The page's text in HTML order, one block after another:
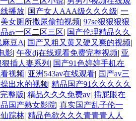
播放| 国产女人AAA级久久久级| 一
美女厕所撒尿偷拍视频| 97se狠狠狠狠
av一区二区三区| 国产伦理精品久久
麻豆A| 国产又粗又黄又硬又爽的视频|
影| 午夜dj在线观看免费完整视频| 亚
插人妻系列 | 国产91色婷婷手机在
视频| 亚洲543av在线观看| 国产av三
出水的视频| 精品国产91久久久久久
整版| 精品久久久免费av| 插屁眼在
国产熟女影院| 真实国产乱子伦一
踪林| 精品色欲久久久青青青人人